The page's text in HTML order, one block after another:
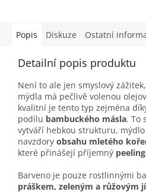
Popis Diskuze Ostatní
Detailní popis produktu
Není to ale jen smyslový
mýdla má pečlivě volenou
kvalitní je tento typ zejména
podílu bambuckého másla. To
vytváří hebkou strukturu,
navzdory obsahu mletého
které přinášejí příjemný
Barveno je pouze rostlinnými
práškem, zeleným a růžovým